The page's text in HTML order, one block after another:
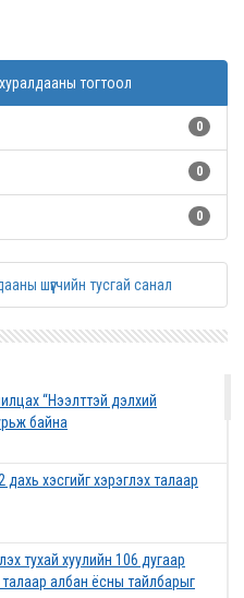
тогтоол
0
0
0
шүүгчийн тусгай санал
“Нээлттэй дэлхий
байна
дахь хэсгийг хэрэглэх талаар
тухай хуулийн 106 дугаар
талаар албан ёсны тайлбарыг